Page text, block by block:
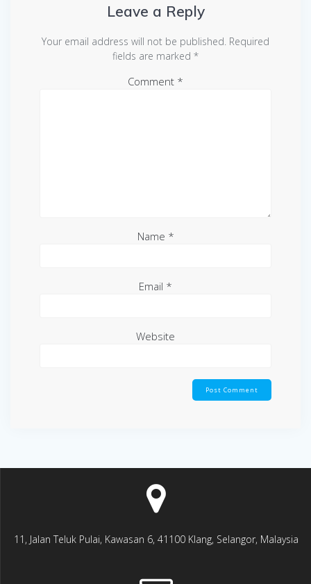
Leave a Reply
Your email address will not be published. Required
fields are marked *
Comment *
Name *
Email *
Website
11, Jalan Teluk Pulai, Kawasan 6, 41100 Klang, Selangor, Malaysia